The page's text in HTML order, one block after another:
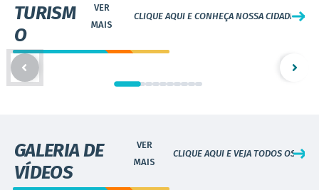
TURISM
O
CLIQUE AQUI E CONHEÇA NOSSA CIDADE
GALERIA DE
VÍDEOS
CLIQUE AQUI E VEJA TODOS OS